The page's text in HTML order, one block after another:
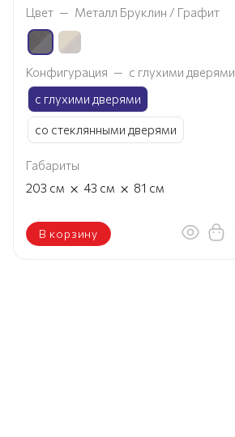
Цвет — Металл Бруклин / Графит
Конфигурация — с глухими дверями
с глухими дверями
со стеклянными дверями
Габариты
203 см × 43 см × 81 см
В корзину